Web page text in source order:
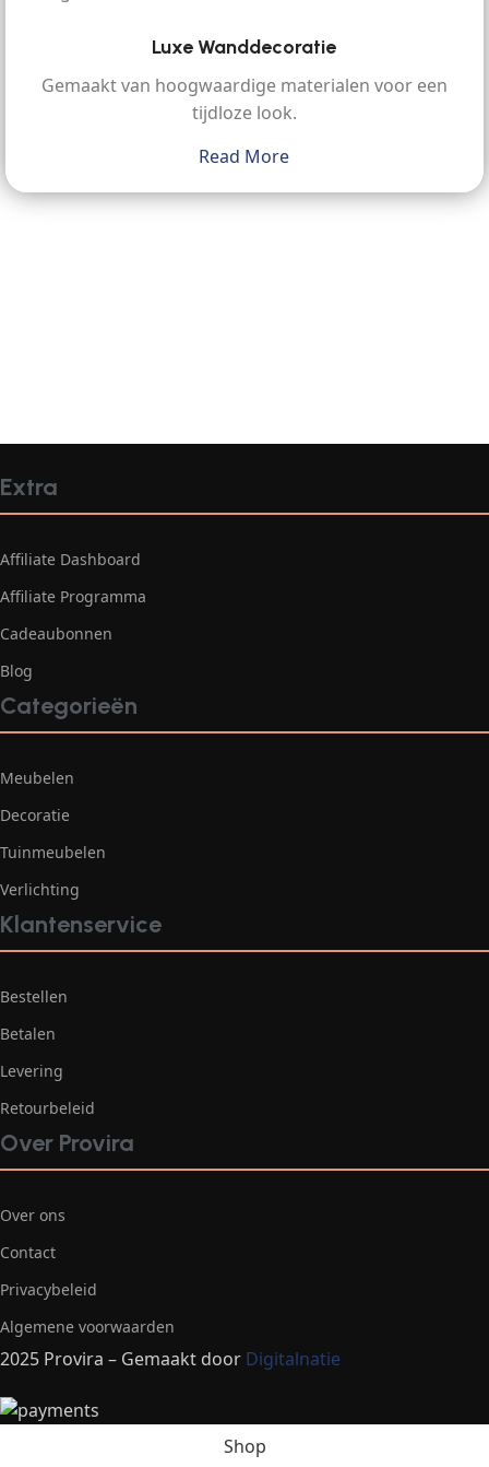
Luxe Wanddecoratie
Gemaakt van hoogwaardige materialen voor een
tijdloze look.
Read More
Extra
Affiliate Dashboard
Affiliate Programma
Cadeaubonnen
Blog
Categorieën
Meubelen
Decoratie
Tuinmeubelen
Verlichting
Klantenservice
Bestellen
Betalen
Levering
Retourbeleid
Over Provira
Over ons
Contact
Privacybeleid
Algemene voorwaarden
2025 Provira – Gemaakt door Digitalnatie
Shop